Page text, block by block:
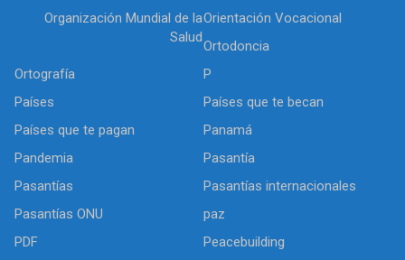
Organización Mundial de la
Salud
Orientación Vocacional
Ortodoncia
Ortografía
P
Países
Países que te becan
Países que te pagan
Panamá
Pandemia
Pasantía
Pasantías
Pasantías internacionales
Pasantías ONU
paz
PDF
Peacebuilding